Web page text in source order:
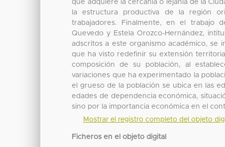
que adquiere la cercanía o lejanía de la
la estructura productiva de la región
trabajadores. Finalmente, en el trabajo
Quevedo y Estela Orozco-Hernández,
adscritos a este organismo académico, se
que ha visto redefinir su extensión
composición de su población, al
variaciones que ha experimentado la
el grueso de la población se ubica en las
edades de dependencia económica,
sino por la importancia económica en el
Mostrar el registro completo del objeto
Ficheros en el objeto digital